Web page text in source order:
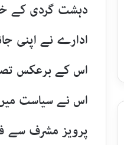
دہشت گردی کے
ادارے نے اپنی
اس کے برعکس
اس نے سیاست میں
پرویز مشرف سے